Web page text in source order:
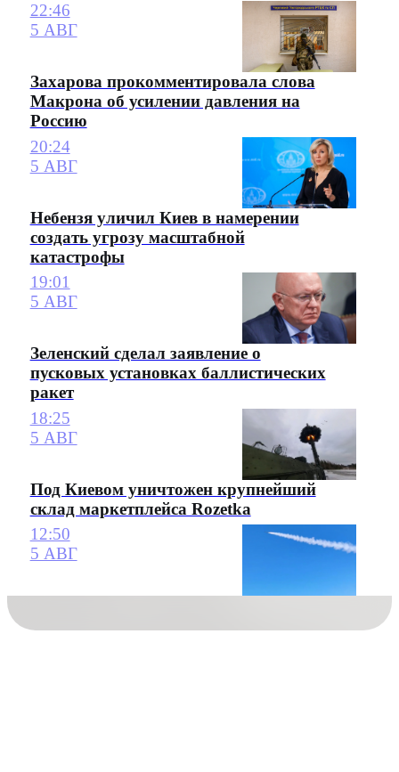
22:46
5 АВГ
Захарова прокомментировала слова
Макрона об усилении давления на
Россию
20:24
5 АВГ
Небензя уличил Киев в намерении
создать угрозу масштабной
катастрофы
19:01
5 АВГ
Зеленский сделал заявление о
пусковых установках баллистических
ракет
18:25
5 АВГ
Под Киевом уничтожен крупнейший
склад маркетплейса Rozetka
12:50
5 АВГ